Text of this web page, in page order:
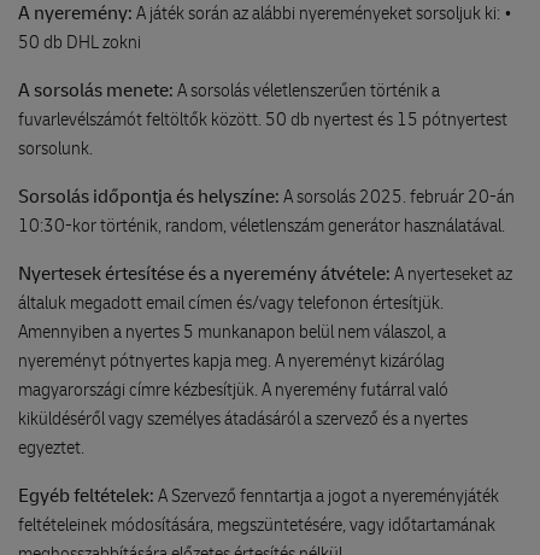
A nyeremény: A játék során az alábbi nyereményeket sorsoljuk ki: •
50 db DHL zokni
A sorsolás menete: A sorsolás véletlenszerűen történik a
fuvarlevélszámót feltöltők között. 50 db nyertest és 15 pótnyertest
sorsolunk.
Sorsolás időpontja és helyszíne: A sorsolás 2025. február 20-án
10:30-kor történik, random, véletlenszám generátor használatával.
Nyertesek értesítése és a nyeremény átvétele: A nyerteseket az
általuk megadott email címen és/vagy telefonon értesítjük.
Amennyiben a nyertes 5 munkanapon belül nem válaszol, a
nyereményt pótnyertes kapja meg. A nyereményt kizárólag
magyarországi címre kézbesítjük. A nyeremény futárral való
kiküldéséről vagy személyes átadásáról a szervező és a nyertes
egyeztet.
Egyéb feltételek: A Szervező fenntartja a jogot a nyereményjáték
feltételeinek módosítására, megszüntetésére, vagy időtartamának